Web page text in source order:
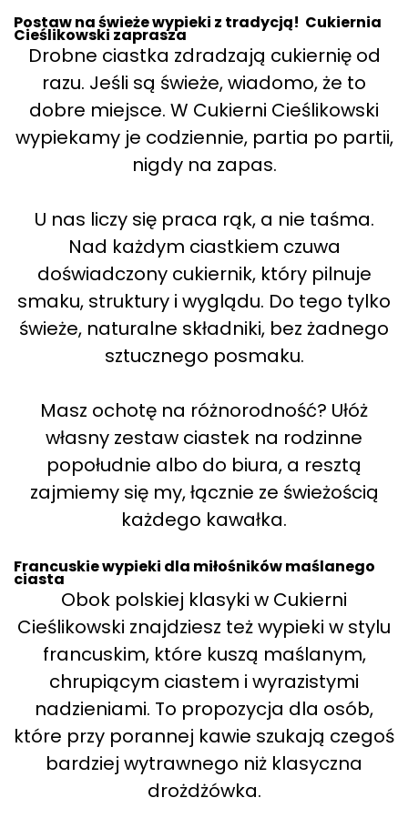
Postaw na świeże wypieki z tradycją! Cukiernia
Cieślikowski zaprasza
Drobne ciastka zdradzają cukiernię od
razu. Jeśli są świeże, wiadomo, że to
dobre miejsce. W Cukierni Cieślikowski
wypiekamy je codziennie, partia po partii,
nigdy na zapas.
U nas liczy się praca rąk, a nie taśma.
Nad każdym ciastkiem czuwa
doświadczony cukiernik, który pilnuje
smaku, struktury i wyglądu. Do tego tylko
świeże, naturalne składniki, bez żadnego
sztucznego posmaku.
Masz ochotę na różnorodność? Ułóż
własny zestaw ciastek na rodzinne
popołudnie albo do biura, a resztą
zajmiemy się my, łącznie ze świeżością
każdego kawałka.
Francuskie wypieki dla miłośników maślanego
ciasta
Obok polskiej klasyki w Cukierni
Cieślikowski znajdziesz też wypieki w stylu
francuskim, które kuszą maślanym,
chrupiącym ciastem i wyrazistymi
nadzieniami. To propozycja dla osób,
które przy porannej kawie szukają czegoś
bardziej wytrawnego niż klasyczna
drożdżówka.